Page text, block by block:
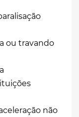
ou travando
não